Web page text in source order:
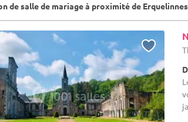
de salle de mariage à proximité de